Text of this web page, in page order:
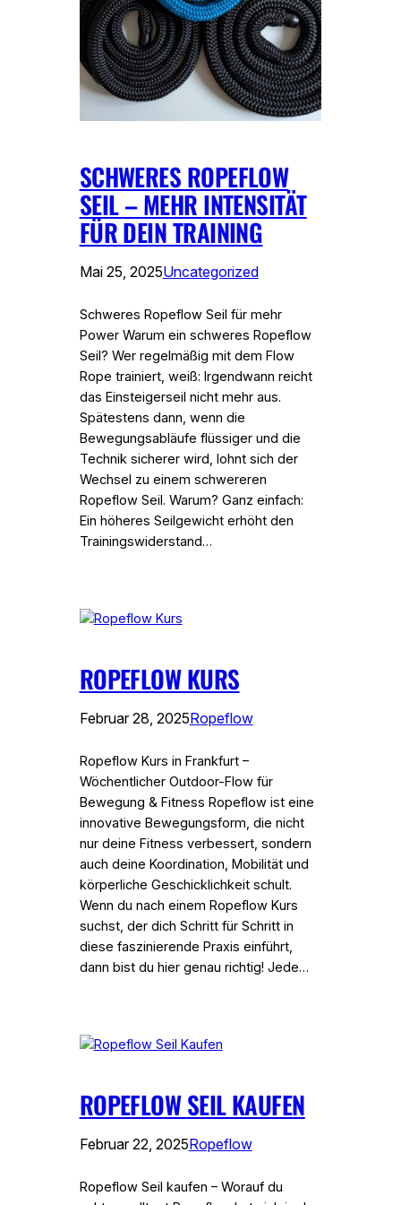
SCHWERES ROPEFLOW
SEIL – MEHR INTENSITÄT
FÜR DEIN TRAINING
Mai 25, 2025Uncategorized
Schweres Ropeflow Seil für mehr
Power Warum ein schweres Ropeflow
Seil? Wer regelmäßig mit dem Flow
Rope trainiert, weiß: Irgendwann reicht
das Einsteigerseil nicht mehr aus.
Spätestens dann, wenn die
Bewegungsabläufe flüssiger und die
Technik sicherer wird, lohnt sich der
Wechsel zu einem schwereren
Ropeflow Seil. Warum? Ganz einfach:
Ein höheres Seilgewicht erhöht den
Trainingswiderstand…
ROPEFLOW KURS
Februar 28, 2025Ropeflow
Ropeflow Kurs in Frankfurt –
Wöchentlicher Outdoor-Flow für
Bewegung & Fitness Ropeflow ist eine
innovative Bewegungsform, die nicht
nur deine Fitness verbessert, sondern
auch deine Koordination, Mobilität und
körperliche Geschicklichkeit schult.
Wenn du nach einem Ropeflow Kurs
suchst, der dich Schritt für Schritt in
diese faszinierende Praxis einführt,
dann bist du hier genau richtig! Jede…
ROPEFLOW SEIL KAUFEN
Februar 22, 2025Ropeflow
Ropeflow Seil kaufen – Worauf du